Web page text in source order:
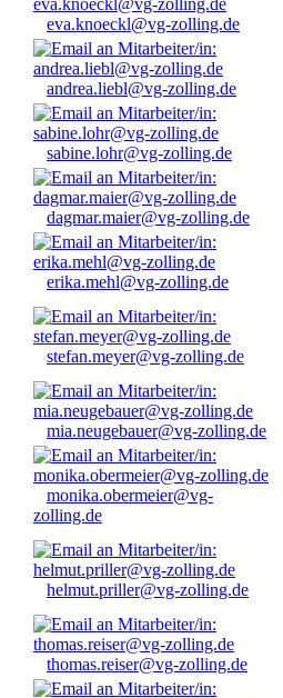
eva.knoeckl@vg-zolling.de
andrea.liebl@vg-zolling.de
sabine.lohr@vg-zolling.de
dagmar.maier@vg-zolling.de
erika.mehl@vg-zolling.de
stefan.meyer@vg-zolling.de
mia.neugebauer@vg-zolling.de
monika.obermeier@vg-
zolling.de
helmut.priller@vg-zolling.de
thomas.reiser@vg-zolling.de